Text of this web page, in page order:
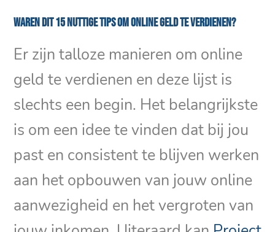
Waren dit 15 nuttige tips om online geld te verdienen?
Er zijn talloze manieren om online
geld te verdienen en deze lijst is
slechts een begin. Het belangrijkste
is om een idee te vinden dat bij jou
past en consistent te blijven werken
aan het opbouwen van jouw online
aanwezigheid en het vergroten van